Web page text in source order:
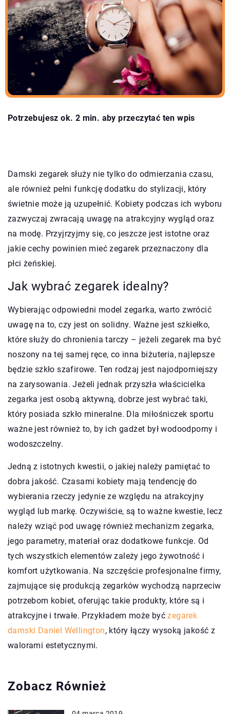
Potrzebujesz ok. 2 min. aby przeczytać ten wpis
Damski zegarek służy nie tylko do odmierzania czasu,
ale również pełni funkcję dodatku do stylizacji, który
świetnie może ją uzupełnić. Kobiety podczas ich wyboru
zazwyczaj zwracają uwagę na atrakcyjny wygląd oraz
na modę. Przyjrzyjmy się, co jeszcze jest istotne oraz
jakie cechy powinien mieć zegarek przeznaczony dla
płci żeńskiej.
Jak wybrać zegarek idealny?
Wybierając odpowiedni model zegarka, warto zwrócić
uwagę na to, czy jest on solidny. Ważne jest szkiełko,
które służy do chronienia tarczy – jeżeli zegarek ma być
noszony na tej samej ręce, co inna biżuteria, najlepsze
będzie szkło szafirowe. Ten rodzaj jest najodporniejszy
na zarysowania. Jeżeli jednak przyszła właścicielka
zegarka jest osobą aktywną, dobrze jest wybrać taki,
który posiada szkło mineralne. Dla miłośniczek sportu
ważne jest również to, by ich gadżet był wodoodporny i
wodoszczelny.
Jedną z istotnych kwestii, o jakiej należy pamiętać to
dobra jakość. Czasami kobiety mają tendencję do
wybierania rzeczy jedynie ze względu na atrakcyjny
wygląd lub markę. Oczywiście, są to ważne kwestie, lecz
należy wziąć pod uwagę również mechanizm zegarka,
jego parametry, materiał oraz dodatkowe funkcje. Od
tych wszystkich elementów zależy jego żywotność i
komfort użytkowania. Na szczęście profesjonalne firmy,
zajmujące się produkcją zegarków wychodzą naprzeciw
potrzebom kobiet, oferując takie produkty, które są i
atrakcyjne i trwałe. Przykładem może byćzegarek
damski Daniel Wellington, który łączy wysoką jakość z
walorami estetycznymi.
Zobacz Również